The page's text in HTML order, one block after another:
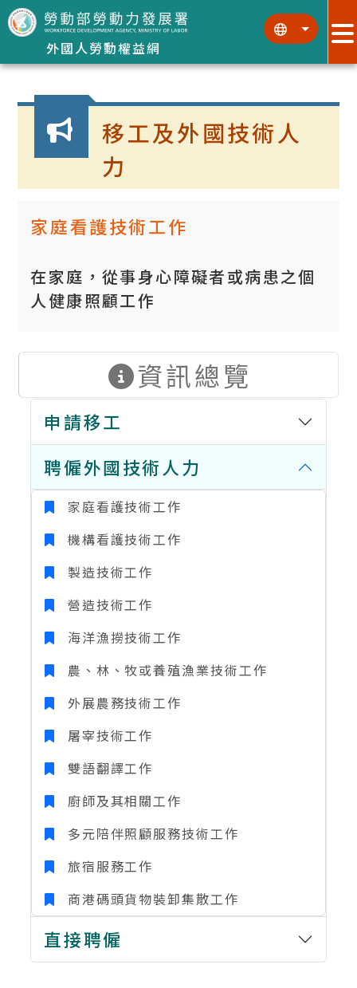
跳到主要內容區塊
外國人勞動權益網
::: :::
:::
移工及外國技術人
力
家庭看護技術工作
在家庭，從事身心障礙者或病患之個
人健康照顧工作
資訊總覽
申請移工
聘僱外國技術人力
家庭看護技術工作
機構看護技術工作
製造技術工作
營造技術工作
海洋漁撈技術工作
農、林、牧或養殖漁業技術工作
外展農務技術工作
屠宰技術工作
雙語翻譯工作
廚師及其相關工作
多元陪伴照顧服務技術工作
旅宿服務工作
商港碼頭貨物裝卸集散工作
直接聘僱